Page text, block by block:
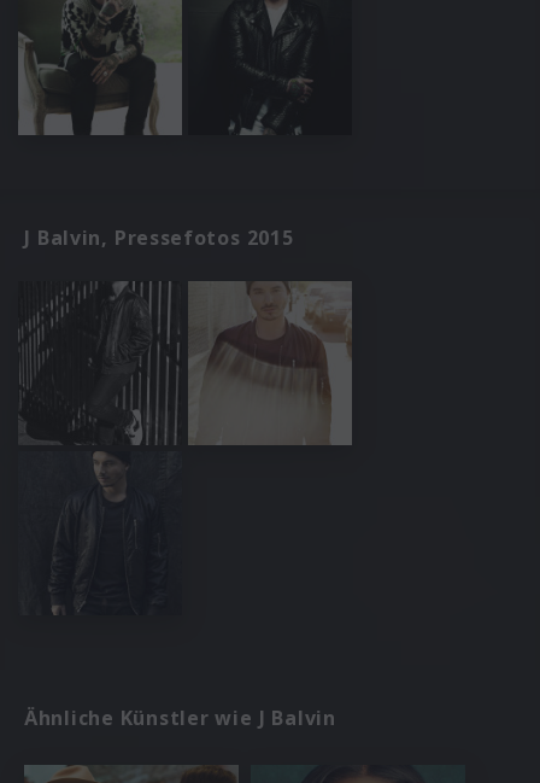
J Balvin, Pressefotos 2015
Ähnliche Künstler wie J Balvin